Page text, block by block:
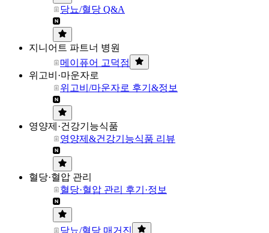
당뇨/혈당 Q&A
지니어트 파트너 병원
메이퓨어 고덕점
위고비·마운자로
위고비/마운자로 후기&정보
영양제·건강기능식품
영양제&건강기능식품 리뷰
혈당·혈압 관리
혈당·혈압 관리 후기·정보
당뇨/혈당 매거진